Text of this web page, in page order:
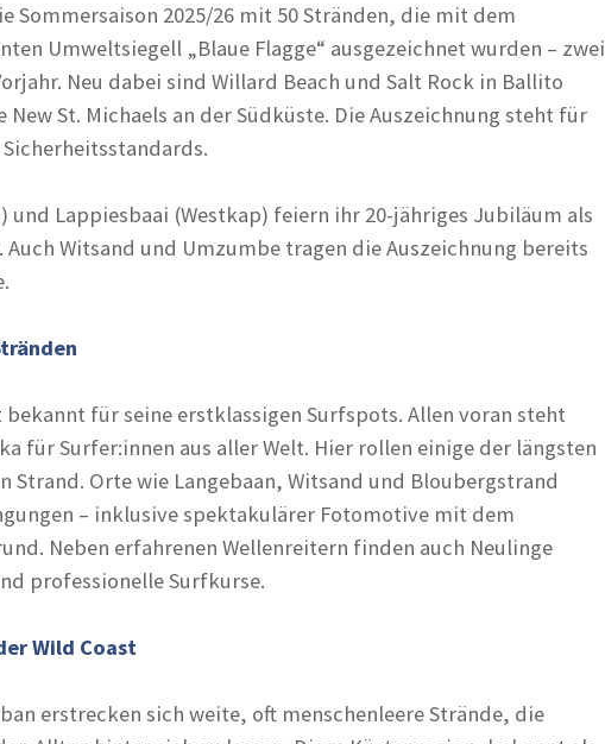
Sommersaison 2025/26 mit 50 Stränden, die mit dem
Umweltsiegell „Blaue Flagge“ ausgezeichnet wurden – zwei
Neu dabei sind Willard Beach und Salt Rock in Ballito
New St. Michaels an der Südküste. Die Auszeichnung steht für
und Lappiesbaai (Westkap) feiern ihr 20-jähriges Jubiläum als
Auch Witsand und Umzumbe tragen die Auszeichnung bereits
für seine erstklassigen Surfspots. Allen voran steht
für Surfer:innen aus aller Welt. Hier rollen einige der längsten
Strand. Orte wie Langebaan, Witsand und Bloubergstrand
– inklusive spektakulärer Fotomotive mit dem
Neben erfahrenen Wellenreitern finden auch Neulinge
professionelle Surfkurse.
Wild Coast
erstrecken sich weite, oft menschenleere Strände, die